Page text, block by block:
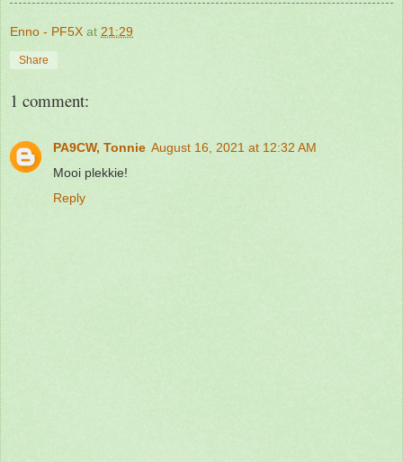
Enno - PF5X at 21:29
Share
1 comment:
PA9CW, Tonnie August 16, 2021 at 12:32 AM
Mooi plekkie!
Reply